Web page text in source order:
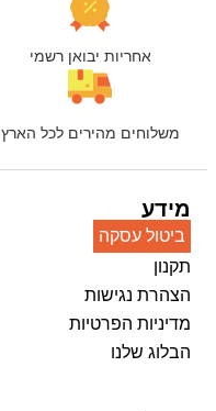
אחריות יבואן רשמי
משלוחים מהירים לכל הארץ
מידע
ביטול עסקה
תקנון
הצהרת נגישות
מדיניות הפרטיות
הבלוג שלנו